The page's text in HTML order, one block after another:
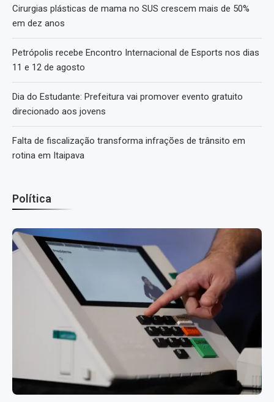
Cirurgias plásticas de mama no SUS crescem mais de 50%
em dez anos
Petrópolis recebe Encontro Internacional de Esports nos dias
11 e 12 de agosto
Dia do Estudante: Prefeitura vai promover evento gratuito
direcionado aos jovens
Falta de fiscalização transforma infrações de trânsito em
rotina em Itaipava
Política